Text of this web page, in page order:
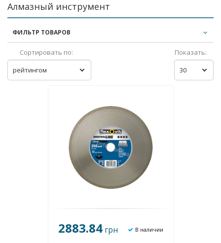
ФИЛЬТР ТОВАРОВ
Алмазный инструмент
Сортировать по:
рейтингом
Показать:
30
2883.84 грн В наличии